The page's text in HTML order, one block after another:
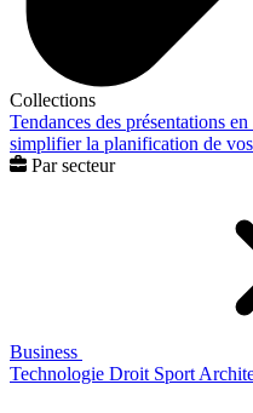
Collections
Tendances des présentations
simplifier la planification de
Par secteur
Business
Technologie Droit Sport